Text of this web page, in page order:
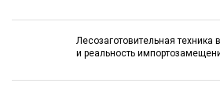
Лесозаготовительная
и реальность